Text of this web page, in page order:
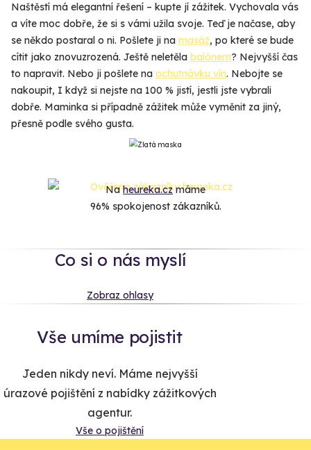
Naštěstí má elegantní řešení – kupte jí zážitek. Vychovala vás
a víte moc dobře, že si s vámi užila svoje. Teď je načase, aby
se někdo postaral o ni. Pošlete ji na masáž, po které se bude
cítit jako znovuzrozená. Ještě neletěla balónem? Nejvyšší čas
to napravit. Nebo ji pošlete na ochutnávku vín. Nebojte se
nakoupit, I když si nejste na 100 % jistí, jestli jste vybrali
dobře. Maminka si případně zážitek může vyměnit za jiný,
přesně podle svého gusta.
Naheureka.czmáme
96% spokojenost zákazníků.
Co si o nás myslí
Zobraz ohlasy
Vše umíme pojistit
Jeden nikdy neví. Máme nejvyšší
úrazové pojištění z nabídky zážitkových
agentur.
Vše o pojištění